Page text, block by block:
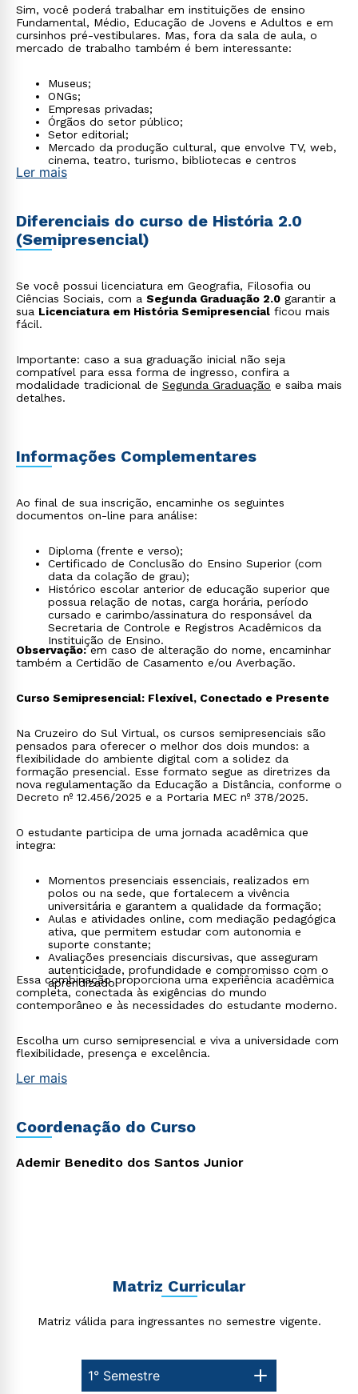
Sim, você poderá trabalhar em instituições de ensino
Fundamental, Médio, Educação de Jovens e Adultos e em
cursinhos pré-vestibulares. Mas, fora da sala de aula, o
mercado de trabalho também é bem interessante:
Museus;
ONGs;
Empresas privadas;
Órgãos do setor público;
Setor editorial;
Mercado da produção cultural, que envolve TV, web,
cinema, teatro, turismo, bibliotecas e centros
culturais.
Ler mais
Diferenciais do curso de História 2.0
(Semipresencial)
Se você possui licenciatura em Geografia, Filosofia ou
Ciências Sociais, com a Segunda Graduação 2.0 garantir a
sua Licenciatura em História Semipresencial ficou mais
fácil.
Importante: caso a sua graduação inicial não seja
compatível para essa forma de ingresso, confira a
modalidade tradicional de Segunda Graduação e saiba mais
detalhes.
Informações Complementares
Ao final de sua inscrição, encaminhe os seguintes
documentos on-line para análise:
Diploma (frente e verso);
Certificado de Conclusão do Ensino Superior (com
data da colação de grau);
Histórico escolar anterior de educação superior que
possua relação de notas, carga horária, período
cursado e carimbo/assinatura do responsável da
Secretaria de Controle e Registros Acadêmicos da
Instituição de Ensino.
Observação:em caso de alteração do nome, encaminhar
também a Certidão de Casamento e/ou Averbação.
Curso Semipresencial: Flexível, Conectado e Presente
Na Cruzeiro do Sul Virtual, os cursos semipresenciais são
pensados para oferecer o melhor dos dois mundos: a
flexibilidade do ambiente digital com a solidez da
formação presencial. Esse formato segue as diretrizes da
nova regulamentação da Educação a Distância, conforme o
Decreto nº 12.456/2025 e a Portaria MEC nº 378/2025.
O estudante participa de uma jornada acadêmica que
integra:
Momentos presenciais essenciais, realizados em
polos ou na sede, que fortalecem a vivência
universitária e garantem a qualidade da formação;
Aulas e atividades online, com mediação pedagógica
ativa, que permitem estudar com autonomia e
suporte constante;
Avaliações presenciais discursivas, que asseguram
autenticidade, profundidade e compromisso com o
aprendizado.
Essa combinação proporciona uma experiência acadêmica
completa, conectada às exigências do mundo
contemporâneo e às necessidades do estudante moderno.
Escolha um curso semipresencial e viva a universidade com
flexibilidade, presença e excelência.
Ler mais
Coordenação do Curso
Ademir Benedito dos Santos Junior
Matriz Curricular
Matriz válida para ingressantes no semestre vigente.
1° Semestre
WhatsApp